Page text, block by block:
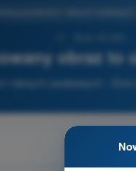
obraz to
i danych osobowych -